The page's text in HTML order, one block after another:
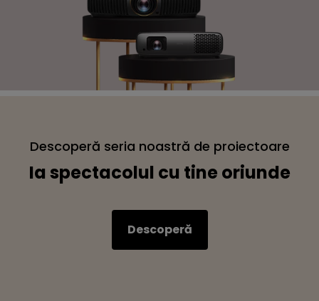
Descoperă seria noastră de proiectoare
portabile
Ia spectacolul cu tine oriunde
Descoperă